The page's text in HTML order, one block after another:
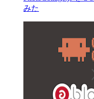
みた